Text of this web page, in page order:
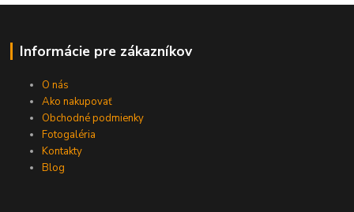
Informácie pre zákazníkov
O nás
Ako nakupovať
Obchodné podmienky
Fotogaléria
Kontakty
Blog